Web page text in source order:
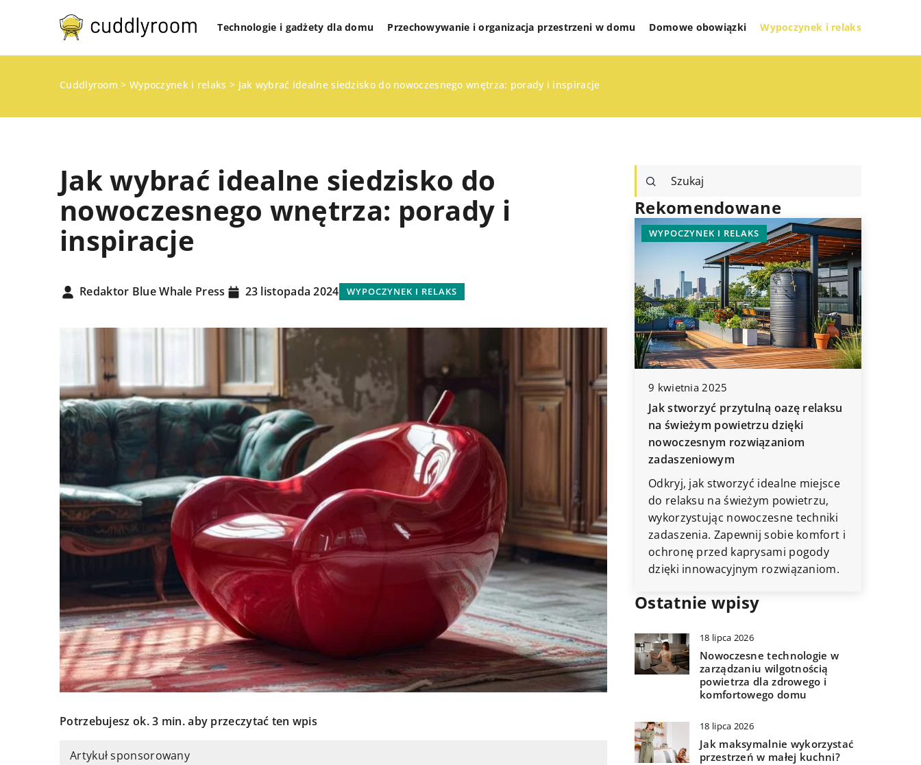
Technologie i gadżety dla domu Przechowywanie i organizacja przestrzeni w domu Domowe obowiązki Wypoczynek i relaks
Cuddlyroom > Wypoczynek i relaks > Jak wybrać idealne siedzisko do nowoczesnego wnętrza: porady i inspiracje
Jak wybrać idealne siedzisko do
nowoczesnego wnętrza: porady i
inspiracje
Redaktor Blue Whale Press 23 listopada 2024 WYPOCZYNEK I RELAKS
Potrzebujesz ok. 3 min. aby przeczytać ten wpis
Artykuł sponsorowany
Rekomendowane
21 maja 2025
Nowoczesne technologie w służbie
zdrowego powietrza w domu
Odkryj, jak nowoczesne technologie
mogą poprawić jakość powietrza w
Twoim domu. Dowiedz się, jakie
rozwiązania są dostępne na rynku i
jak mogą wpłynąć na zdrowie Twoje i
Twojej rodziny. Przyjazne
technologie dla zdrowego życia.
23 lutego 2024
Jak prawidłowo pielęgnować podłogi
drewniane – praktyczne porady
Poznaj praktyczne porady i metody
pielęgnacji podłóg drewnianych, aby
zachować ich naturalną urodę i
trwałość przez długie lata.
WYPOCZYNEK I RELAKS
9 kwietnia 2025
Jak stworzyć przytulną oazę relaksu
na świeżym powietrzu dzięki
nowoczesnym rozwiązaniom
zadaszeniowym
Odkryj, jak stworzyć idealne miejsce
do relaksu na świeżym powietrzu,
wykorzystując nowoczesne techniki
zadaszenia. Zapewnij sobie komfort i
ochronę przed kaprysami pogody
dzięki innowacyjnym rozwiązaniom.
Ostatnie wpisy
18 lipca 2026
Nowoczesne technologie w
zarządzaniu wilgotnością
powietrza dla zdrowego i
komfortowego domu
18 lipca 2026
Jak maksymalnie wykorzystać
przestrzeń w małej kuchni?